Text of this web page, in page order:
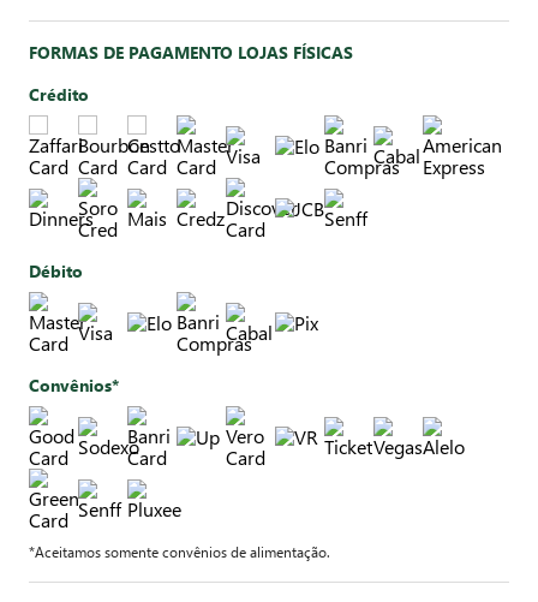
FORMAS DE PAGAMENTO LOJAS FÍSICAS
Crédito
Débito
Convênios*
*Aceitamos somente convênios de alimentação.